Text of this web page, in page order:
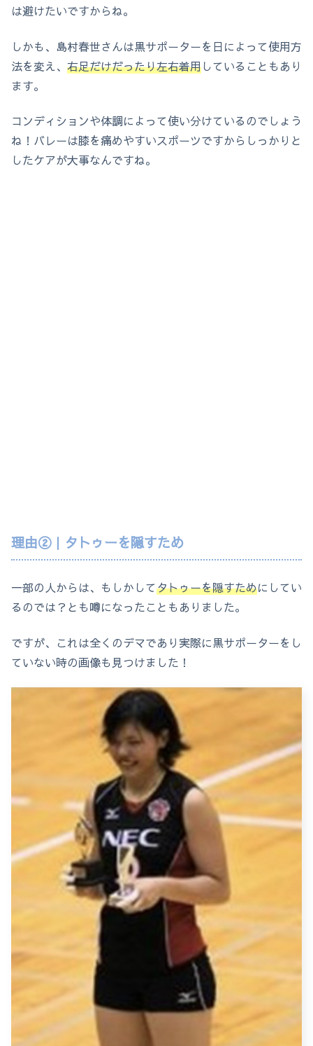
は避けたいですからね。
しかも、島村春世さんは黒サポーターを日によって使用方
法を変え、 右足だけだったり左右着用していることもあり
ます。
コンディションや体調によって使い分けているのでしょう
ね！バレーは膝を痛めやすいスポーツですからしっかりと
したケアが大事なんですね。
理由②｜タトゥーを隠すため
一部の人からは、もしかしてタトゥーを隠すためにしてい
るのでは？とも噂になったこともありました。
ですが、これは全くのデマであり実際に黒サポーターをし
ていない時の画像も見つけました！